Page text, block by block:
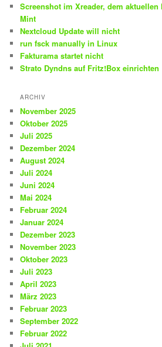
Screenshot im Xreader, dem aktuellen
Mint
Nextcloud Update will nicht
run fsck manually in Linux
Fakturama startet nicht
Strato Dyndns auf Fritz!Box einrichten
ARCHIV
November 2025
Oktober 2025
Juli 2025
Dezember 2024
August 2024
Juli 2024
Juni 2024
Mai 2024
Februar 2024
Januar 2024
Dezember 2023
November 2023
Oktober 2023
Juli 2023
April 2023
März 2023
Februar 2023
September 2022
Februar 2022